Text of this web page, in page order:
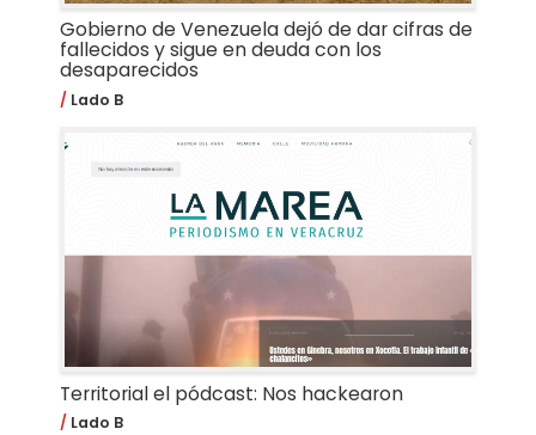
Gobierno de Venezuela dejó de dar cifras de
fallecidos y sigue en deuda con los
desaparecidos
Lado B
Territorial el pódcast: Nos hackearon
Lado B